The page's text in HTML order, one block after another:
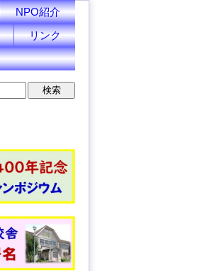
NPO紹介
リンク